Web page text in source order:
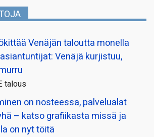
Venäjän taloutta monella
Venäjä kurjistuu,
talous
on nosteessa, palvelualat
– katso grafiikasta missä ja
on nyt töitä